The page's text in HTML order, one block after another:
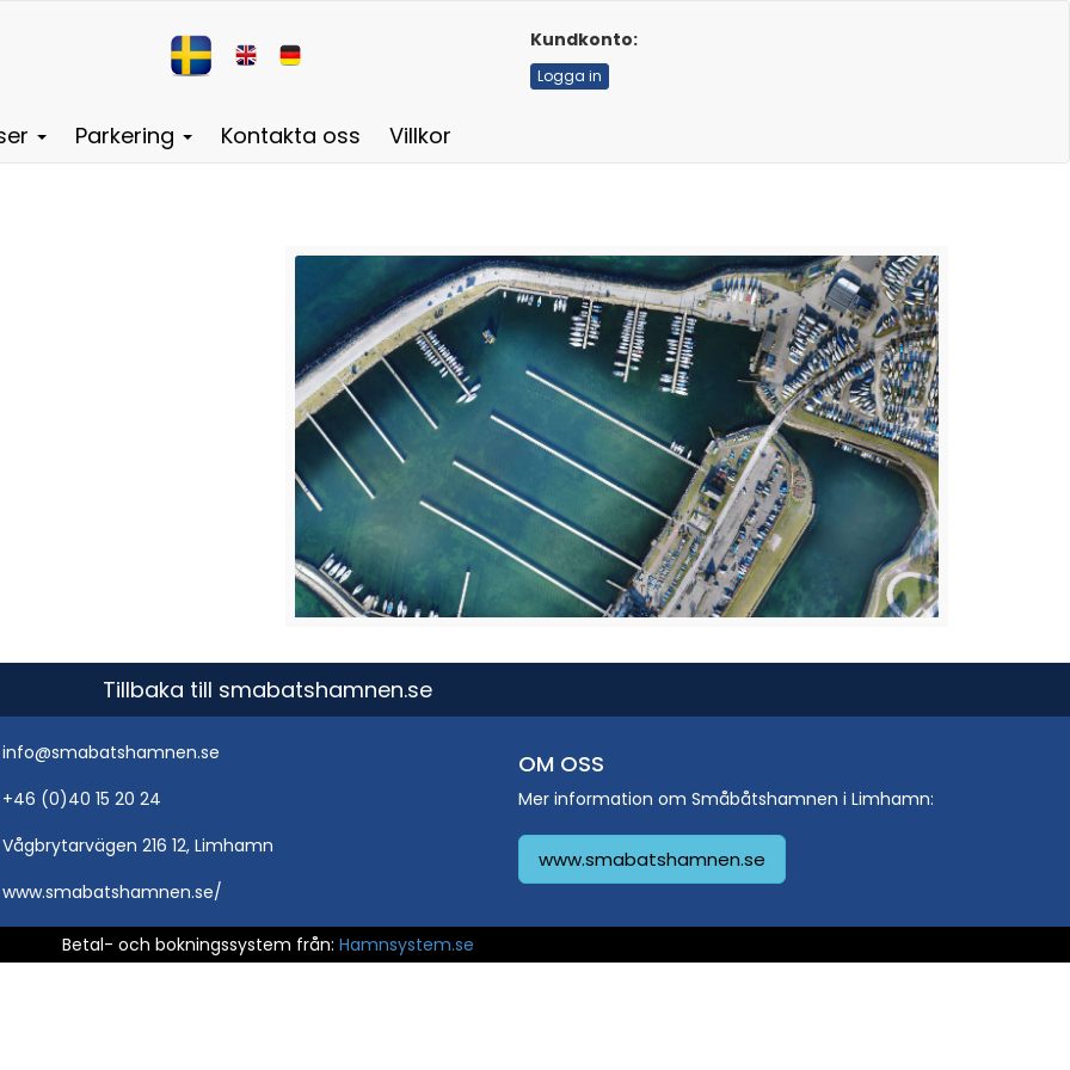
Kundkonto:
Logga in
Parkering Kontakta oss Villkor
Tillbaka till smabatshamnen.se
info@smabatshamnen.se
+46 (0)40 15 20 24
Vågbrytarvägen 216 12, Limhamn
www.smabatshamnen.se/
OM OSS
Mer information om Småbåtshamnen i Limhamn:
www.smabatshamnen.se
Betal- och bokningssystem från: Hamnsystem.se